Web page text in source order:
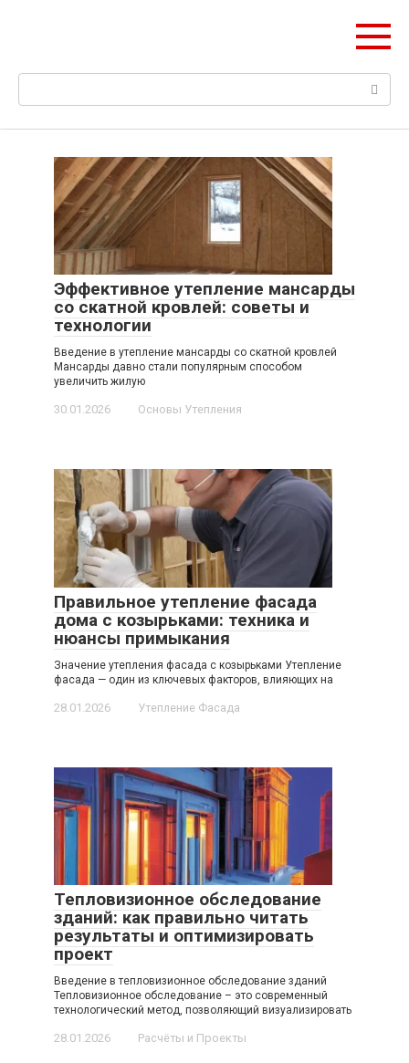
Поиск:
Эффективное утепление мансарды
со скатной кровлей: советы и
технологии
Введение в утепление мансарды со скатной кровлей
Мансарды давно стали популярным способом
увеличить жилую
30.01.2026 Основы Утепления
Правильное утепление фасада
дома с козырьками: техника и
нюансы примыкания
Значение утепления фасада с козырьками Утепление
фасада — один из ключевых факторов, влияющих на
28.01.2026 Утепление Фасада
Тепловизионное обследование
зданий: как правильно читать
результаты и оптимизировать
проект
Введение в тепловизионное обследование зданий
Тепловизионное обследование – это современный
технологический метод, позволяющий визуализировать
28.01.2026 Расчёты и Проекты